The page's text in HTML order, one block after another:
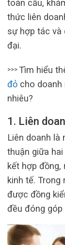
toàn cầu,
thức liên
sự hợp tác và
đại.
>>> Tìm hiểu
đỏ cho doanh
nhiêu?
1. Liên
Liên doanh là
thuận giữa
kết hợp
kinh tế. Trong
được đồng
đều đóng góp